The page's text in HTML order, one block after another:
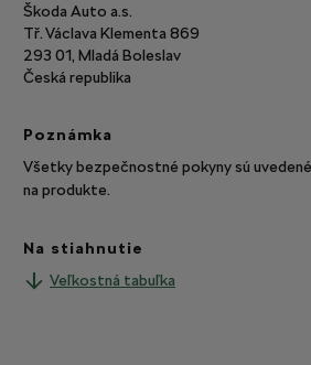
Škoda Auto a.s.
Tř. Václava Klementa 869
293 01, Mladá Boleslav
Česká republika
Poznámka
Všetky bezpečnostné pokyny sú
na produkte.
Na stiahnutie
Veľkostná tabuľka